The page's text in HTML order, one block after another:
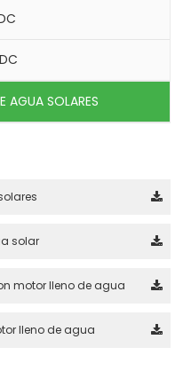
AGUA SOLARES
solar
motor lleno de agua
lleno de agua